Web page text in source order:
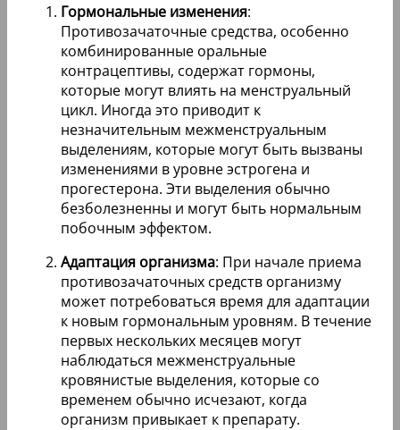
Гормональные изменения:
Противозачаточные средства, особенно
комбинированные оральные
контрацептивы, содержат гормоны,
которые могут влиять на менструальный
цикл. Иногда это приводит к
незначительным межменструальным
выделениям, которые могут быть вызваны
изменениями в уровне эстрогена и
прогестерона. Эти выделения обычно
безболезненны и могут быть нормальным
побочным эффектом.
Адаптация организма: При начале приема
противозачаточных средств организму
может потребоваться время для адаптации
к новым гормональным уровням. В течение
первых нескольких месяцев могут
наблюдаться межменструальные
кровянистые выделения, которые со
временем обычно исчезают, когда
организм привыкает к препарату.